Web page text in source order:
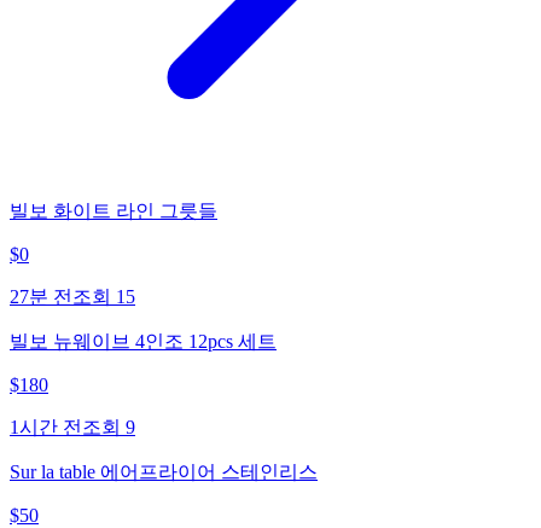
빌보 화이트 라인 그릇들
$0
27분 전 조회 15
빌보 뉴웨이브 4인조 12pcs 세트
$180
1시간 전 조회 9
Sur la table 에어프라이어 스테인리스
$50